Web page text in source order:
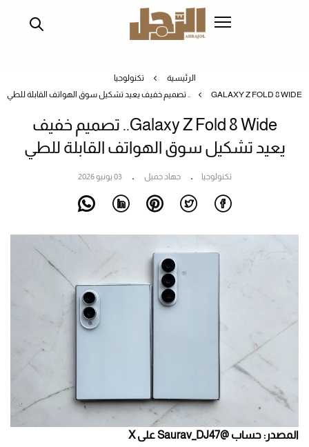
الرئيسية
تكنولوجيا
GALAXY Z FOLD 8 WIDE.. تصميم خفيف يعيد تشكيل سوق الهواتف القابلة للطي
Galaxy Z Fold 8 Wide.. تصميم خفيف
يعيد تشكيل سوق الهواتف القابلة للطي
تكنولوجيا جهاد جميل 03 يونيو 2026
المصدر: حساب @Saurav_DJ47 على X